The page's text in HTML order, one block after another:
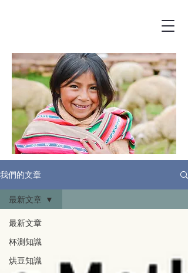
我們的文章
最新文章
杯測知識
烘豆知識
最新文章